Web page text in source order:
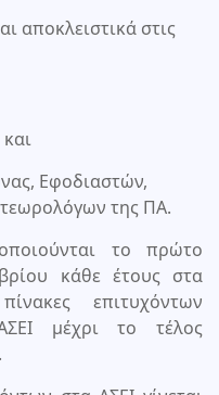
αποκλειστικά στις
Εφοδιαστών,
της ΠΑ.
το πρώτο
κάθε έτους στα
επιτυχόντων
μέχρι το τέλος